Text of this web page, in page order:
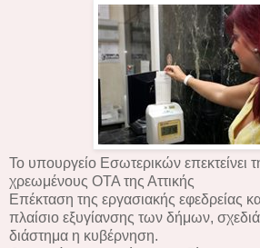
Το υπουργείο Εσωτερικών επεκτείνει
χρεωμένους ΟΤΑ της Αττικής
Επέκταση της εργασιακής εφεδρείας
πλαίσιο εξυγίανσης των δήμων,
διάστημα η κυβέρνηση.